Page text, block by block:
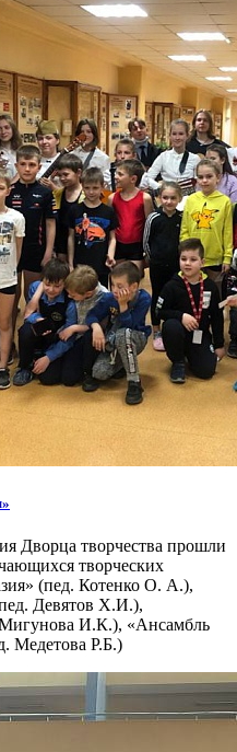
Дворца творчества прошли
творческих
(пед. Котенко О. А.),
Девятов Х.И.),
Мигунова И.К.), «Ансамбль
Медетова Р.Б.)